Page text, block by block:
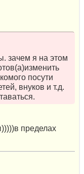
зачем я на этом
посути
внуков и т.д.
пределах